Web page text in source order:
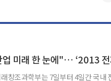
미래 한 눈에"… ‘2013 전
창조과학부는 7일부터 4일간 국